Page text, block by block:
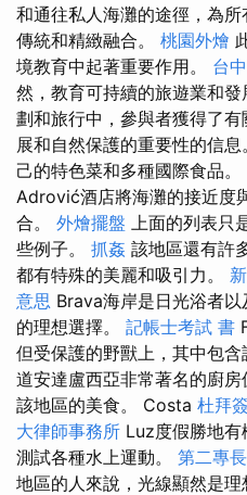
和通往私人海灘的途徑，為
傳統和精緻融合。 桃園外燴
境教育中起著重要作用。 台
然，教育可持續的旅遊業和發
劃和旅行中，參與者獲得了
展和自然保護的重要性的信
己的特色菜和多種國際食品。
Adrović酒店將海灘的接近度
合。 外燴擺盤 上面的列表只
些例子。 抓姦 該地區還有許
都有特殊的美麗和吸引力。
意思 Brava海岸是日光浴者
的理想選擇。 記帳士考試 書
但受保護的野獸上，其中包
道安達盧西亞非常著名的廚
該地區的美食。 Costa 杜拜
大律師事務所 Luz度假勝地
測試各種水上運動。 第二專
地區的人來說，光線顯然是理